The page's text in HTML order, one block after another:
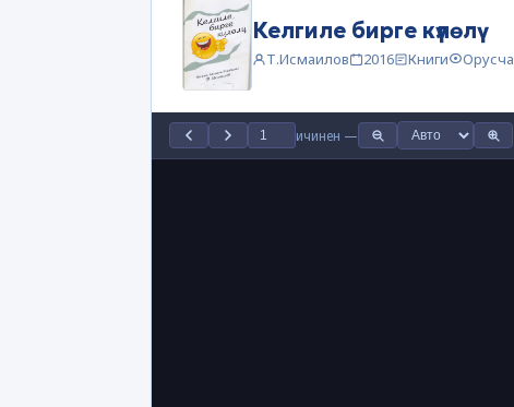
Келгиле бирге күлөлү
Т.Исмаилов 2016 Книги Орусча
ичинен —